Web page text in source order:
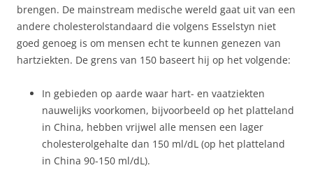
brengen. De mainstream medische wereld gaat uit van een
andere cholesterolstandaard die volgens Esselstyn niet
goed genoeg is om mensen echt te kunnen genezen van
hartziekten. De grens van 150 baseert hij op het volgende:
In gebieden op aarde waar hart- en vaatziekten
nauwelijks voorkomen, bijvoorbeeld op het platteland
in China, hebben vrijwel alle mensen een lager
cholesterolgehalte dan 150 ml/dL (op het platteland
in China 90-150 ml/dL).